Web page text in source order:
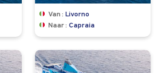
Van
Livorno
Naar
Capraia